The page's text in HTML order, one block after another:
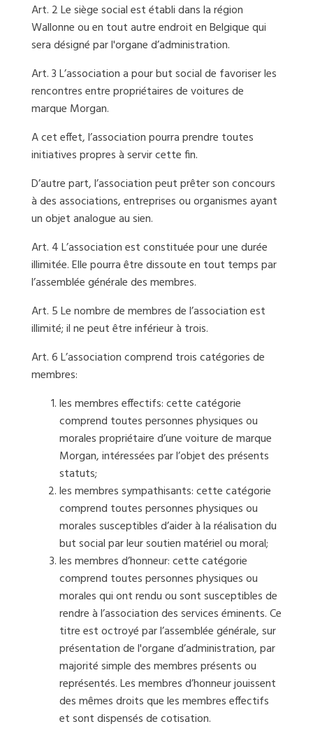
Art. 2 Le siège social est établi dans la région
Wallonne ou en tout autre endroit en Belgique qui
sera désigné par l'organe d’administration.
Art. 3 L’association a pour but social de favoriser les
rencontres entre propriétaires de voitures de
marque Morgan.
A cet effet, l’association pourra prendre toutes
initiatives propres à servir cette fin.
D’autre part, l’association peut prêter son concours
à des associations, entreprises ou organismes ayant
un objet analogue au sien.
Art. 4 L’association est constituée pour une durée
illimitée. Elle pourra être dissoute en tout temps par
l’assemblée générale des membres.
Art. 5 Le nombre de membres de l’association est
illimité; il ne peut être inférieur à trois.
Art. 6 L’association comprend trois catégories de
membres:
les membres effectifs: cette catégorie
comprend toutes personnes physiques ou
morales propriétaire d’une voiture de marque
Morgan, intéressées par l’objet des présents
statuts;
les membres sympathisants: cette catégorie
comprend toutes personnes physiques ou
morales susceptibles d’aider à la réalisation du
but social par leur soutien matériel ou moral;
les membres d’honneur: cette catégorie
comprend toutes personnes physiques ou
morales qui ont rendu ou sont susceptibles de
rendre à l’association des services éminents. Ce
titre est octroyé par l’assemblée générale, sur
présentation de l'organe d’administration, par
majorité simple des membres présents ou
représentés. Les membres d’honneur jouissent
des mêmes droits que les membres effectifs
et sont dispensés de cotisation.